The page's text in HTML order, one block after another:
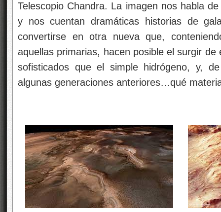
Telescopio Chandra. La imagen nos habla
y nos cuentan dramáticas historias de
convertirse en otra nueva que,
aquellas primarias, hacen posible el surgir
sofisticados que el simple hidrógeno, y,
algunas generaciones anteriores…qué